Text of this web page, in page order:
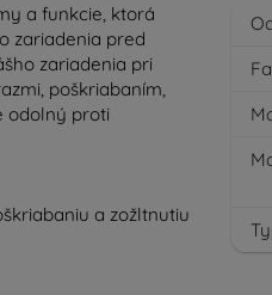
a funkcie, ktorá
zariadenia pred
zariadenia pri
poškriabaním,
odolný proti
a zožltnutiu